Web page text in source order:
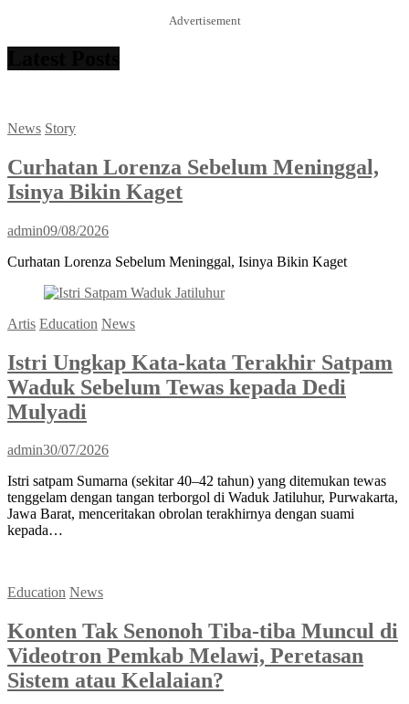
Advertisement
News Story
Curhatan Lorenza Sebelum Meninggal,
Isinya Bikin Kaget
admin09/08/2026
Curhatan Lorenza Sebelum Meninggal, Isinya Bikin Kaget
Artis Education News
Istri Ungkap Kata-kata Terakhir Satpam
Waduk Sebelum Tewas kepada Dedi
Mulyadi
admin30/07/2026
Istri satpam Sumarna (sekitar 40–42 tahun) yang ditemukan tewas
tenggelam dengan tangan terborgol di Waduk Jatiluhur, Purwakarta,
Jawa Barat, menceritakan obrolan terakhirnya dengan suami
kepada…
Education News
Konten Tak Senonoh Tiba-tiba Muncul di
Videotron Pemkab Melawi, Peretasan
Sistem atau Kelalaian?